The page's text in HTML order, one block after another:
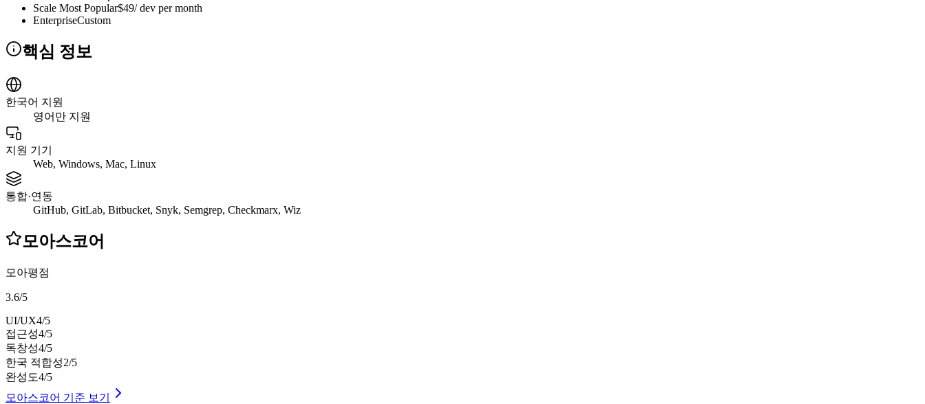
Scale Most Popular$49/ dev per month
EnterpriseCustom
핵심 정보
한국어 지원
영어만 지원
지원 기기
Web, Windows, Mac, Linux
통합·연동
GitHub, GitLab, Bitbucket, Snyk, Semgrep, Checkmarx, Wiz
모아스코어
모아평점
3.6/5
UI/UX4/5
접근성4/5
독창성4/5
한국 적합성2/5
완성도4/5
모아스코어 기준 보기